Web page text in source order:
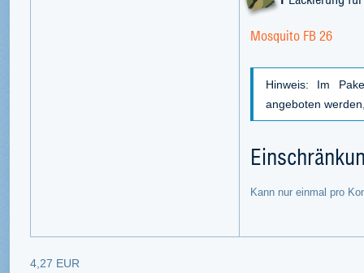
Mosquito FB 26
Hinweis: Im
angeboten
Kann nur einmal pro
4,27 EUR